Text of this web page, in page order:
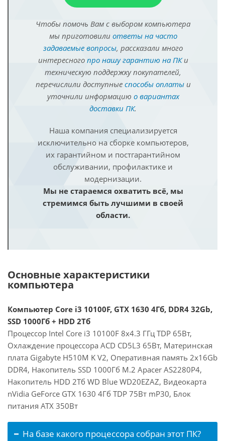
Чтобы помочь Вам с выбором компьютера
мы приготовили ответы на часто
задаваемые вопросы, рассказали много
интересного про нашу гарантию на ПКи
техническую поддержку покупателей,
перечислили доступные способы оплатыи
уточнили информацию о вариантах
доставки ПК.
Наша компания специализируется
исключительно на сборке компьютеров,
их гарантийном и постгарантийном
обслуживании, профилактике и
модернизации.
Мы не стараемся охватить всё, мы
стремимся быть лучшими в своей
области.
Основные характеристики
компьютера
Компьютер Core i3 10100F, GTX 1630 4Гб, DDR4 32Gb,
SSD 1000Гб + HDD 2Тб
Процессор Intel Core i3 10100F 8x4.3 ГГц TDP 65Вт,
Охлаждение процессора ACD CD5L3 65Вт, Материнская
плата Gigabyte H510M K V2, Оперативная память 2x16Gb
DDR4, Накопитель SSD 1000Гб M.2 Apacer AS2280P4,
Накопитель HDD 2Тб WD Blue WD20EZAZ, Видеокарта
nVidia GeForce GTX 1630 4Гб TDP 75Вт mP30, Блок
питания ATX 350Вт
На базе какого процессора собран этот ПК?